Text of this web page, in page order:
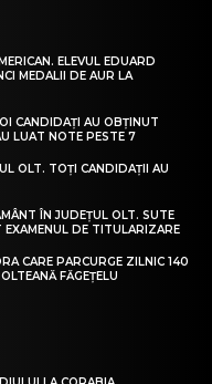
ELEVUL EDUARD
MEDALII DE AUR LA
CANDIDAȚI AU OBȚINUT
LUAT NOTE PESTE 7
OLT. TOȚI CANDIDAȚII AU
ÎN JUDEȚUL OLT. SUTE
DE TITULARIZARE
CARE PARCURGE ZILNIC 140
FĂGEȚELU